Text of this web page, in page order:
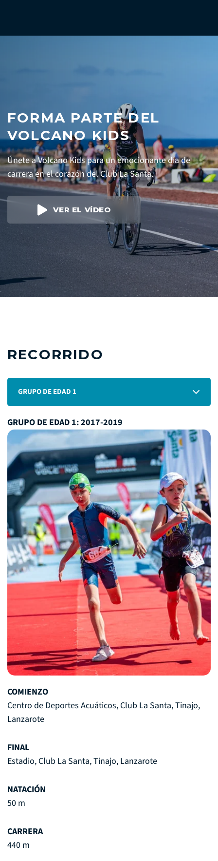
FORMA PARTE DEL
VOLCANO KIDS
Únete a Volcano Kids para un emocionante día de
carrera en el corazón del Club La Santa.
VER EL VÍDEO
RECORRIDO
GRUPO DE EDAD 1
GRUPO DE EDAD 1: 2017-2019
COMIENZO
Centro de Deportes Acuáticos, Club La Santa, Tinajo,
Lanzarote
FINAL
Estadio, Club La Santa, Tinajo, Lanzarote
NATACIÓN
50 m
CARRERA
440 m